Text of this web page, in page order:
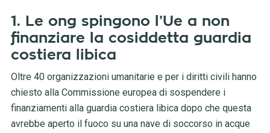
1. Le ong spingono l’Ue a non
finanziare la cosiddetta guardia
costiera libica
Oltre 40 organizzazioni umanitarie e per i diritti civili hanno
chiesto alla Commissione europea di sospendere i
finanziamenti alla guardia costiera libica dopo che questa
avrebbe aperto il fuoco su una nave di soccorso in acque